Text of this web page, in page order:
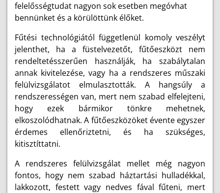
felelősségtudat nagyon sok esetben megóvhat
bennünket és a körülöttünk élőket.
Fűtési technológiától függetlenül komoly veszélyt
jelenthet, ha a füstelvezetőt, fűtőeszközt nem
rendeltetésszerűen használják, ha szabálytalan
annak kivitelezése, vagy ha a rendszeres műszaki
felülvizsgálatot elmulasztották. A hangsúly a
rendszerességen van, mert nem szabad elfelejteni,
hogy ezek bármikor tönkre mehetnek,
elkoszolódhatnak. A fűtőeszközöket évente egyszer
érdemes ellenőriztetni, és ha szükséges,
kitisztíttatni.
A rendszeres felülvizsgálat mellet még nagyon
fontos, hogy nem szabad háztartási hulladékkal,
lakkozott, festett vagy nedves fával fűteni, mert